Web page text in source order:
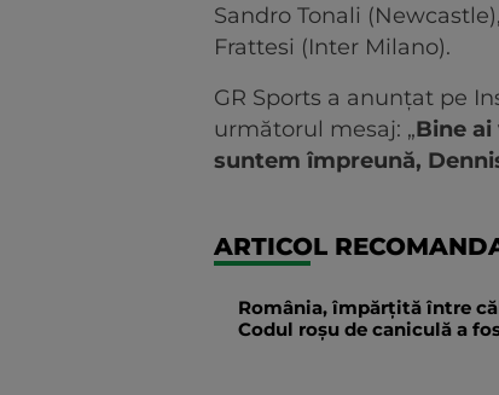
Sandro Tonali
Frattesi (Inter Milano).
GR Sports a anunțat pe
următorul mesaj: „Bine
suntem împreună,
ARTICOL
România, împărțită între
Codul roșu de caniculă a